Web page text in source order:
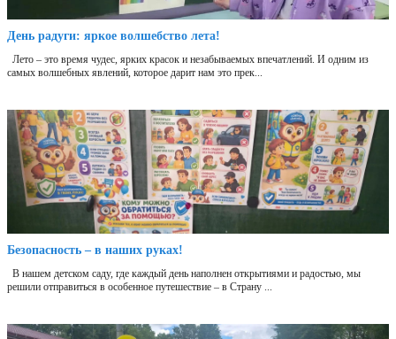
День радуги: яркое волшебство лета!
Лето – это время чудес, ярких красок и незабываемых впечатлений. И одним из
самых волшебных явлений, которое дарит нам это прек...
Безопасность – в наших руках!
В нашем детском саду, где каждый день наполнен открытиями и радостью, мы
решили отправиться в особенное путешествие – в Страну ...